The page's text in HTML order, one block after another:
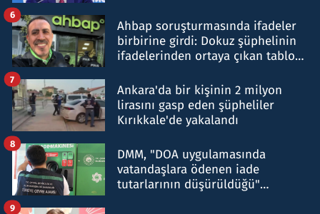
Ahbap soruşturmasında ifadeler
birbirine girdi: Dokuz şüphelinin
ifadelerinden ortaya çıkan tablo
6
Ankara'da bir kişinin 2 milyon
lirasını gasp eden şüpheliler
Kırıkkale'de yakalandı
7
DMM, "DOA uygulamasında
vatandaşlara ödenen iade
tutarlarının düşürüldüğü"
8
9